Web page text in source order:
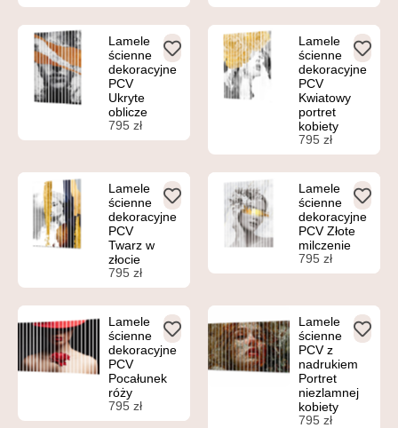
Lamele
ścienne
dekoracyjne
PCV
Ukryte
oblicze
795 zł
Lamele
ścienne
dekoracyjne
PCV
Kwiatowy
portret
kobiety
795 zł
Lamele
ścienne
dekoracyjne
PCV
Twarz w
złocie
795 zł
Lamele
ścienne
dekoracyjne
PCV Złote
milczenie
795 zł
Lamele
ścienne
dekoracyjne
PCV
Pocałunek
róży
795 zł
Lamele
ścienne
PCV z
nadrukiem
Portret
niezlamnej
kobiety
795 zł